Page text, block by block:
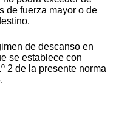
de fuerza mayor o de
de descanso en
se establece con
2 de la presente norma